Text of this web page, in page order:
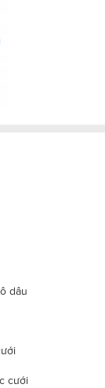
dâu
cưới